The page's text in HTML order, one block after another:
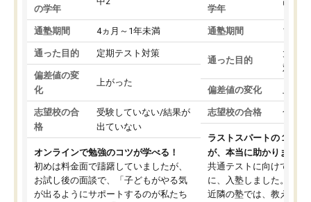
の学年
通塾期間 4ヵ月～1年未満
通った目的 定期テスト対策
偏差値の変
化
上がった
志望校の合
格
受験していない/結果が
出ていない
オンラインで勉強のコツが学べる！
初めは料金面で躊躇していましたが、
お試し後の面談で、「子どもがやる気
が出るようにサポートするのが私たち
学年
通塾期間 1～3
通った目的
大学
対策
偏差値の変化 上が
志望校の合格 合格
ラストスパートの１か月
が、本当に助かりました
共通テストに向けての追
に、入塾しました。田舎
近隣の塾では、教えても